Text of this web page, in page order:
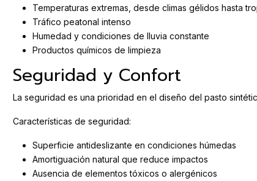
Temperaturas extremas, desde climas gélidos hasta
Tráfico peatonal intenso
Humedad y condiciones de lluvia constante
Productos químicos de limpieza
Seguridad y Confort
La seguridad es una prioridad en el diseño del pasto
Características de seguridad:
Superficie antideslizante en condiciones húmedas
Amortiguación natural que reduce impactos
Ausencia de elementos tóxicos o alergénicos